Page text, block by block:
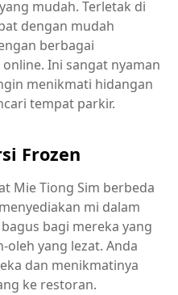
mudah. Terletak di
dengan mudah
berbagai
Ini sangat nyaman
menikmati hidangan
tempat parkir.
Frozen
Mie Tiong Sim berbeda
mi dalam
bagi mereka yang
yang lezat. Anda
dan menikmatinya
ke restoran.